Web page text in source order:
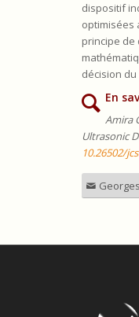
dispositif
optimisées
principe de
décision
En
Amira
Ultrasonic
10.26502/